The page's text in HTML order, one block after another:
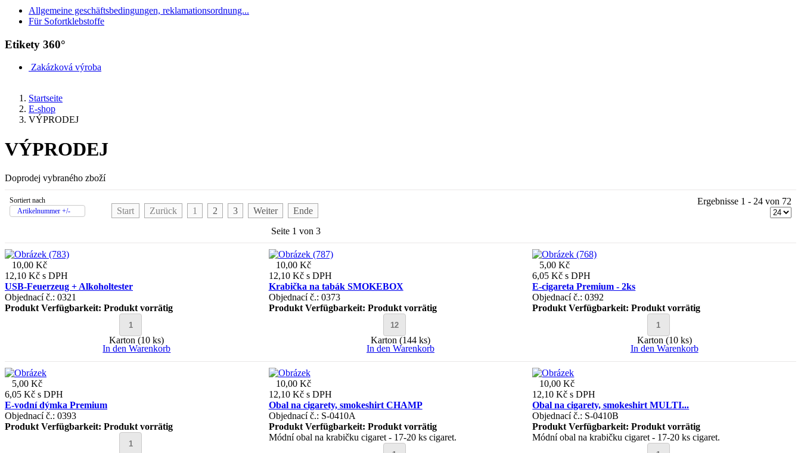
Allgemeine geschäftsbedingungen, reklamationsordnung...
Für Sofortklebstoffe
Etikety 360°
Zakázková výroba
Startseite
E-shop
VÝPRODEJ
VÝPRODEJ
Doprodej vybraného zboží
Sortiert nach
Artikelnummer +/-
Start Zurück 1 2 3 Weiter
Ende
Seite 1 von 3
Ergebnisse 1 - 24 von 72
10,00 Kč
12,10 Kč s DPH
USB-Feuerzeug + Alkoholtester
Objednací č.: 0321
Produkt Verfügbarkeit: Produkt vorrätig
Karton (10 ks)
In den Warenkorb
10,00 Kč
12,10 Kčs DPH
Krabička na tabák SMOKEBOX
Objednací č.: 0373
Produkt Verfügbarkeit: Produkt vorrätig
Karton (144 ks)
In den Warenkorb
5,00 Kč
6,05 Kč s DPH
E-cigareta Premium - 2ks
Objednací č.: 0392
Produkt Verfügbarkeit:Produkt vorrätig
Karton (10 ks)
In den Warenkorb
5,00 Kč
6,05 Kč s DPH
E-vodní dýmka Premium
Objednací č.: 0393
Produkt Verfügbarkeit: Produkt vorrätig
10,00 Kč
12,10 Kčs DPH
Obal na cigarety, smokeshirt CHAMP
Objednací č.: S-0410A
Produkt Verfügbarkeit: Produkt vorrätig
Módní obal na krabičku cigaret - 17-20 ks cigaret.
10,00 Kč
12,10 Kč s DPH
Obal na cigarety, smokeshirt MULTI...
Objednací č.: S-0410B
Produkt Verfügbarkeit:Produkt vorrätig
Módní obal na krabičku cigaret - 17-20 ks cigaret.